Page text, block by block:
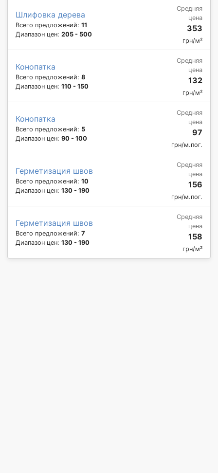
Шлифовка дерева
Всего предложений: 11
Диапазон цен: 205 - 500
Средняя
цена
353
грн/м²
Конопатка
Всего предложений: 8
Диапазон цен: 110 - 150
Средняя
цена
132
грн/м²
Конопатка
Всего предложений: 5
Диапазон цен: 90 - 100
Средняя
цена
97
грн/м.пог.
Герметизация швов
Всего предложений: 10
Диапазон цен: 130 - 190
Средняя
цена
156
грн/м.пог.
Герметизация швов
Всего предложений: 7
Диапазон цен: 130 - 190
Средняя
цена
158
грн/м²